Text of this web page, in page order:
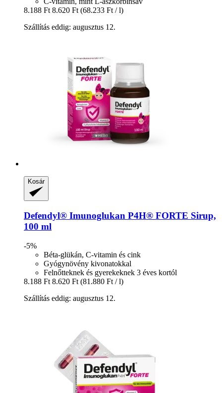
8.188 Ft 8.620 Ft (68.233 Ft / l)
Szállítás eddig: augusztus 12.
Kosár
Defendyl® Imunoglukan P4H® FORTE Sirup,
100 ml
-5%
Béta-glükán, C-vitamin és cink
Gyógynövény kivonatokkal
Felnőtteknek és gyerekeknek 3 éves kortól
8.188 Ft 8.620 Ft (81.880 Ft / l)
Szállítás eddig: augusztus 12.